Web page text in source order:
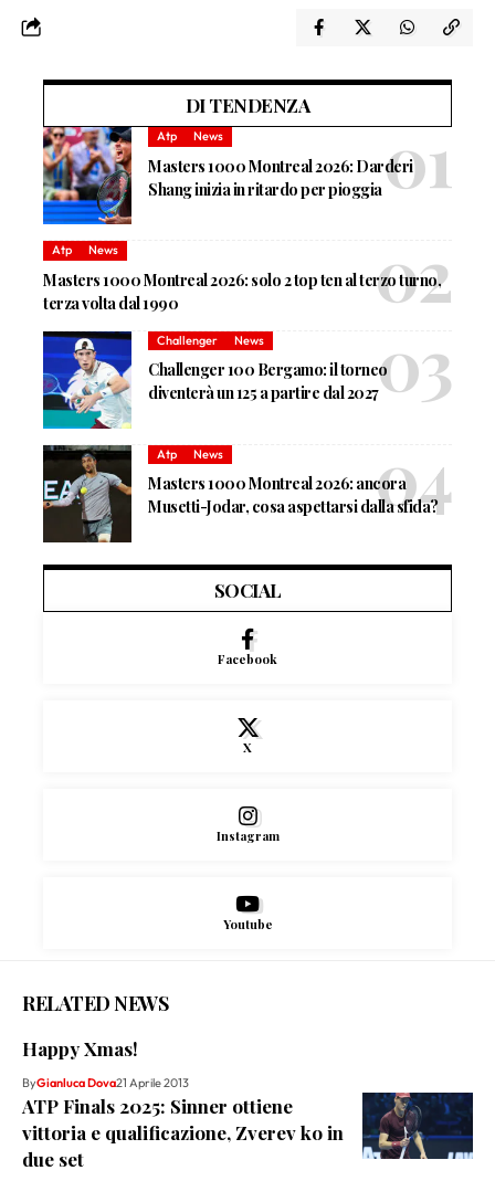
DI TENDENZA
Atp News
Masters 1000 Montreal 2026: Darderi
Shang inizia in ritardo per pioggia
Atp News
Masters 1000 Montreal 2026: solo 2 top ten al terzo turno,
terza volta dal 1990
Challenger News
Challenger 100 Bergamo: il torneo
diventerà un 125 a partire dal 2027
Atp News
Masters 1000 Montreal 2026: ancora
Musetti-Jodar, cosa aspettarsi dalla sfida?
SOCIAL
Facebook
X
Instagram
Youtube
RELATED NEWS
Happy Xmas!
ByGianluca Dova21 Aprile 2013
ATP Finals 2025: Sinner ottiene
vittoria e qualificazione, Zverev ko in
due set